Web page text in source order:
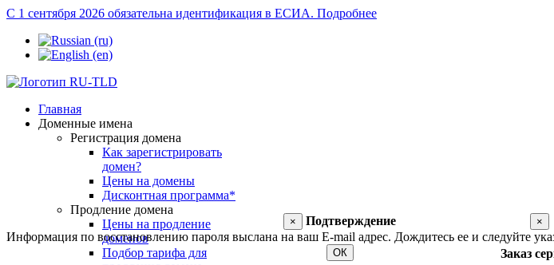
С 1 сентября 2026 обязательна идентификация в ЕСИА. Подробнее
Главная
Доменные имена
Регистрация домена
Как зарегистрировать
домен?
Цены на домены
Дисконтная программа*
Продление домена
Цены на продление
доменов
Подбор тарифа для
×
Заказ
×
Подтверждение
Информация по восстановлению пароля выслана на ваш E-mail адрес. Дождитесь ее и следуйте
ОК